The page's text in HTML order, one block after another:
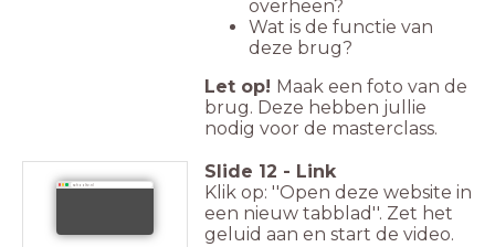
overheen?
Wat is de functie van
deze brug?
Let op! Maak een foto van de
brug. Deze hebben jullie
nodig voor de masterclass.
schooltv.nl
Slide 12 - Link
Klik op: ''Open deze website in
een nieuw tabblad''. Zet het
geluid aan en start de video.